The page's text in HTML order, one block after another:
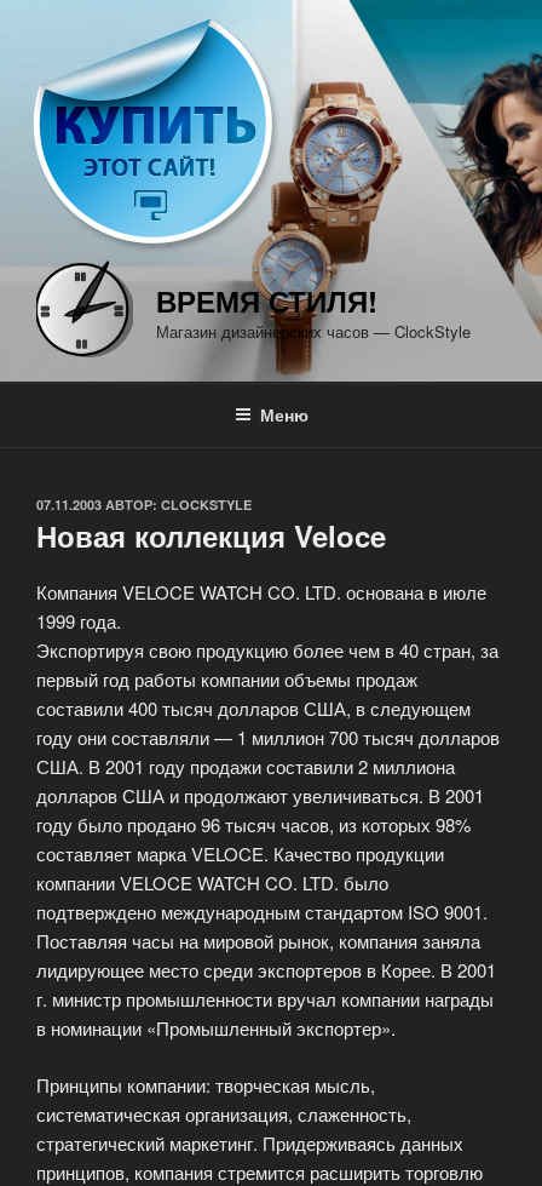
содержимому
ВРЕМЯ СТИЛЯ!
Магазин дизайнерских часов — ClockStyle
Меню
ОПУБЛИКОВАНО
07.11.2003 АВТОР: CLOCKSTYLE
Новая коллекция Veloce
Компания VELOCE WATCH CO. LTD. основана в июле
1999 года.
Экспортируя свою продукцию более чем в 40 стран, за
первый год работы компании объемы продаж
составили 400 тысяч долларов США, в следующем
году они составляли — 1 миллион 700 тысяч долларов
США. В 2001 году продажи составили 2 миллиона
долларов США и продолжают увеличиваться. В 2001
году было продано 96 тысяч часов, из которых 98%
составляет марка VELOCE. Качество продукции
компании VELOCE WATCH CO. LTD. было
подтверждено международным стандартом ISO 9001.
Поставляя часы на мировой рынок, компания заняла
лидирующее место среди экспортеров в Корее. В 2001
г. министр промышленности вручал компании награды
в номинации «Промышленный экспортер».
Принципы компании: творческая мысль,
систематическая организация, слаженность,
стратегический маркетинг. Придерживаясь данных
принципов, компания стремится расширить торговлю